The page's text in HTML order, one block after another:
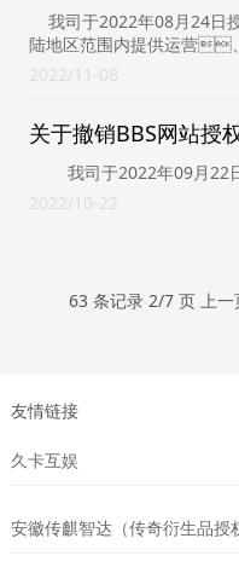
我司于2022年08月24日
陆地区范围内提供运营
2022 11-08
关于撤销BBS网站授权
我司于2022年09月22
2022 10-22
63 条记录 2/7 页上一
友情链接
久卡互娱
安徽传麒智达（传奇衍生品授